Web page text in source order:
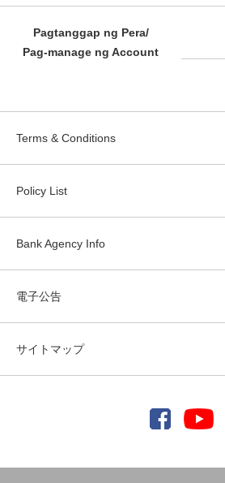
Pagtanggap ng Pera/
Pag-manage ng Account
Terms & Conditions
Policy List
Bank Agency Info
電子公告
サイトマップ